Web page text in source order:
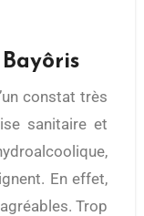
sanitaire et
En effet,
Trop